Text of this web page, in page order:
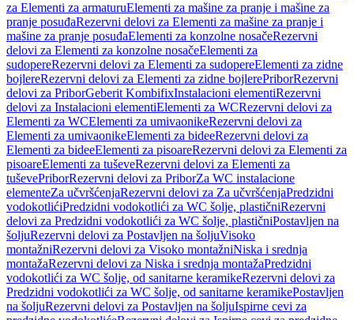
za Elementi za armaturuElementi za mašine za pranje i mašine za
pranje posuđaRezervni delovi za Elementi za mašine za pranje i
mašine za pranje posuđaElementi za konzolne nosačeRezervni
delovi za Elementi za konzolne nosačeElementi za
sudopereRezervni delovi za Elementi za sudopereElementi za zidne
bojlereRezervni delovi za Elementi za zidne bojlerePriborRezervni
delovi za PriborGeberit KombifixInstalacioni elementiRezervni
delovi za Instalacioni elementiElementi za WCRezervni delovi za
Elementi za WCElementi za umivaonikeRezervni delovi za
Elementi za umivaonikeElementi za bideeRezervni delovi za
Elementi za bideeElementi za pisoareRezervni delovi za Elementi za
pisoareElementi za tuševeRezervni delovi za Elementi za
tuševePriborRezervni delovi za PriborZa WC instalacione
elementeZa učvršćenjaRezervni delovi za Za učvršćenjaPredzidni
vodokotlićiPredzidni vodokotlići za WC šolje, plastičniRezervni
delovi za Predzidni vodokotlići za WC šolje, plastičniPostavljen na
šoljuRezervni delovi za Postavljen na šoljuVisoko
montažniRezervni delovi za Visoko montažniNiska i srednja
montažaRezervni delovi za Niska i srednja montažaPredzidni
vodokotlići za WC šolje, od sanitarne keramikeRezervni delovi za
Predzidni vodokotlići za WC šolje, od sanitarne keramikePostavljen
na šoljuRezervni delovi za Postavljen na šoljuIspirne cevi za